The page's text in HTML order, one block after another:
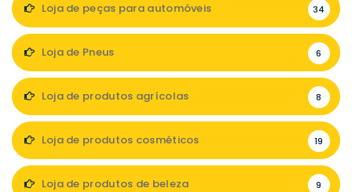
Loja de peças para automóveis 34
Loja de Pneus 6
Loja de produtos agrícolas 8
Loja de produtos cosméticos 19
Loja de produtos de beleza 9